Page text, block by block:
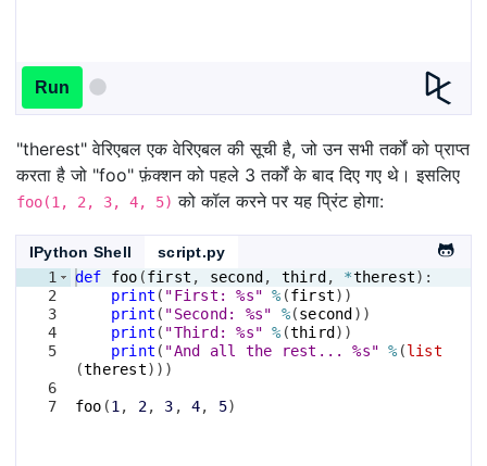
Run
"therest" वेरिएबल एक वेरिएबल की सूची है, जो उन सभी तर्कों को प्राप्त
करता है जो "foo" फ़ंक्शन को पहले 3 तर्कों के बाद दिए गए थे। इसलिए
foo(1, 2, 3, 4, 5) को कॉल करने पर यह प्रिंट होगा:
IPython Shell
script.py
1
2
3
4
5
6
7
def foo (first , second , third , *therest) :
print ( "First: %s" % (first))
print ( "Second: %s" %(second ))
print ( "Third: %s" % (third ))
print ( "And all the rest... %s" % (list
(therest)))
foo (1 , 2, 3 , 4, 5)